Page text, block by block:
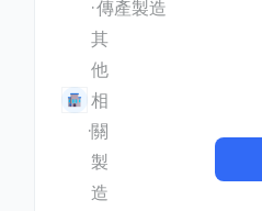
傳產製造
其
他
相
關
製
造